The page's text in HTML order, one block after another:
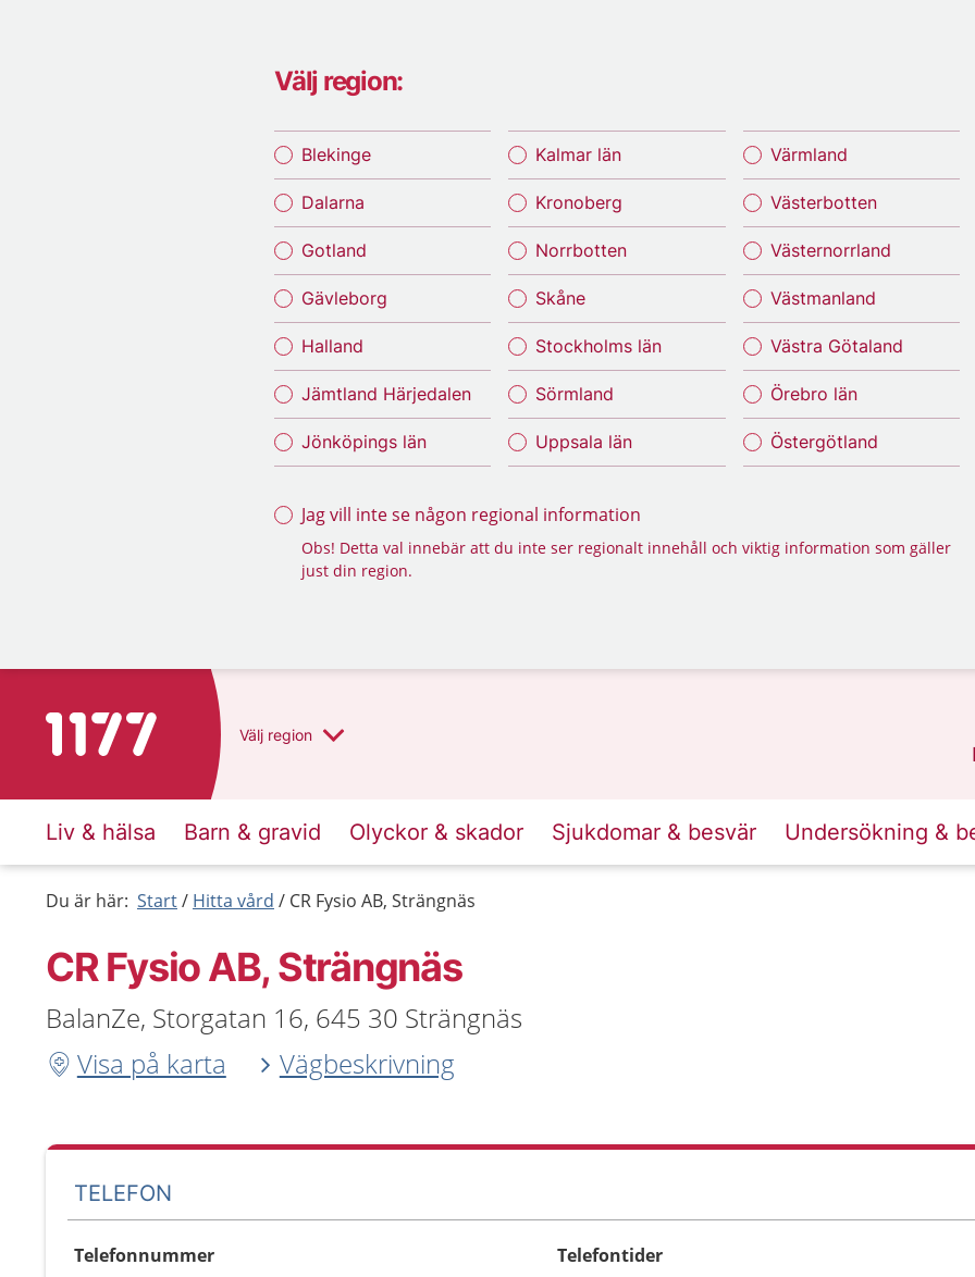
Välj region:
Blekinge
Dalarna
Gotland
Gävleborg
Halland
Jämtland Härjedalen
Jönköpings län
Kalmar län
Kronoberg
Norrbotten
Skåne
Stockholms län
Sörmland
Uppsala län
Värmland
Västerbotten
Västernorrland
Västmanland
Västra Götaland
Örebro län
Östergötland
Jag vill inte se någon regional information
Obs! Detta val innebär att du inte ser regionalt innehåll och viktig information som gäller
just din region.
Till startsidan för 1177 Välj region
Liv & hälsa Barn & gravid Olyckor & skador Sjukdomar & besvär Undersökning &
Du är här: Start Hitta vård CR Fysio AB, Strängnäs
CR Fysio AB, Strängnäs
BalanZe, Storgatan 16, 645 30 Strängnäs
Visa på karta
Vägbeskrivning
TELEFON
Telefonnummer Telefontider